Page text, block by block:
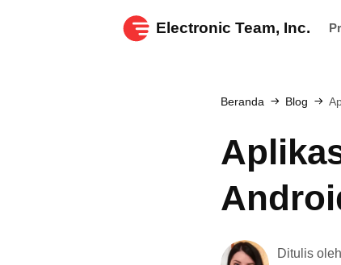
Electronic Team, Inc.
Beranda Blog
Ditulis oleh